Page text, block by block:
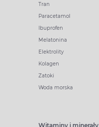
Tran
Paracetamol
Ibuprofen
Melatonina
Elektrolity
Kolagen
Zatoki
Woda morska
Witaminy i minerały